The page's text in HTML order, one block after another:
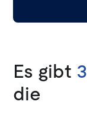
Es gibt
die